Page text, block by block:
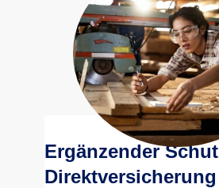
Ergänzender
Direktversicherung